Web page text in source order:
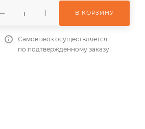
В КОРЗИНУ
Самовывоз осуществляется
по подтвержденному заказу!